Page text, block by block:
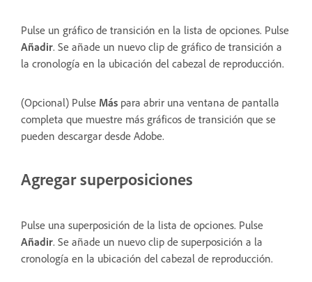
Pulse un gráfico de transición en la lista de opciones. Pulse
Añadir. Se añade un nuevo clip de gráfico de transición a
la cronología en la ubicación del cabezal de reproducción.
(Opcional) Pulse Más para abrir una ventana de pantalla
completa que muestre más gráficos de transición que se
pueden descargar desde Adobe.
Agregar superposiciones
Pulse una superposición de la lista de opciones. Pulse
Añadir. Se añade un nuevo clip de superposición a la
cronología en la ubicación del cabezal de reproducción.